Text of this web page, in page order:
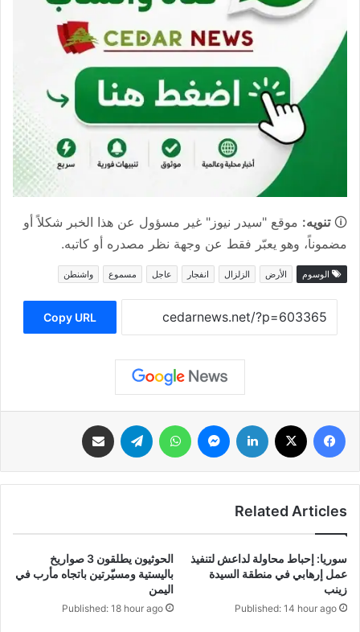
🛈تنويه: موقع "سيدر نيوز" غير مسؤول عن هذا الخبر شكلاً أو
مضموناً، وهو يعبّر فقط عن وجهة نظر مصدره أو كاتبه.
الوسوم الأرض الزلزال انفجار عاجل مسموع واشنطن
Copy URL
فيسبوك لينكدإن ماسنجر واتساب تيلقرام
Related Articles
سوريا: إحباط محاولة لداعش لتنفيذ
عمل إرهابي في منطقة السيدة
زينب
Published: 14 hour ago
الحوثيون يطلقون 3 صواريخ
باليستية ومسيّرتين باتجاه مأرب في
اليمن
Published: 18 hour ago